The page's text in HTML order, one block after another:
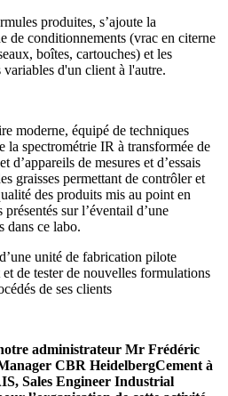
produites, s’ajoute la
de conditionnements (vrac en citerne
boîtes, cartouches) et les
d'un client à l'autre.
moderne, équipé de techniques
la spectrométrie IR à transformée de
de mesures et d’essais
graisses permettant de contrôler et
des produits mis au point en
sur l’éventail d’une
dans ce labo.
unité de fabrication pilote
de tester de nouvelles formulations
de ses clients
administrateur Mr Frédéric
CBR HeidelbergCement à
Sales Engineer Industrial